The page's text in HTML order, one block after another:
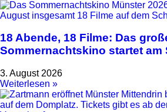
18 Abende, 18 Filme: Das
Sommernachtskino startet am
3. August 2026
Weiterlesen »